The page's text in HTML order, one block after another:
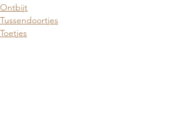
Ontbijt
Tussendoortjes
Toetjes